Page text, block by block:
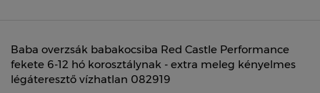
Baba overzsák babakocsiba Red Castle Performance
fekete 6-12 hó korosztálynak - extra meleg kényelmes
légáteresztő vízhatlan 082919